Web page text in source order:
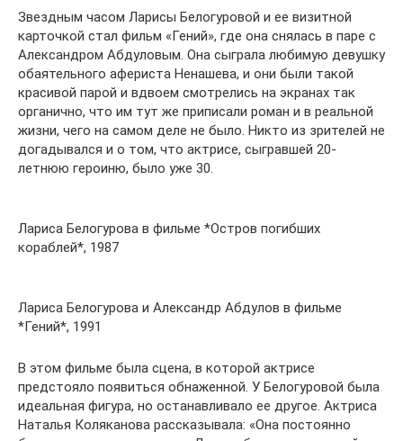
Звездным часом Ларисы Белогуровой и ее визитной
карточкой стал фильм «Гений», где она снялась в паре с
Александром Абдуловым. Она сыграла любимую девушку
обаятельного афериста Ненашева, и они были такой
красивой парой и вдвоем смотрелись на экранах так
органично, что им тут же приписали роман и в реальной
жизни, чего на самом деле не было. Никто из зрителей не
догадывался и о том, что актрисе, сыгравшей 20-
летнюю героиню, было уже 30.
Лариса Белогурова в фильме *Остров погибших
кораблей*, 1987
Лариса Белогурова и Александр Абдулов в фильме
*Гений*, 1991
В этом фильме была сцена, в которой актрисе
предстояло появиться обнаженной. У Белогуровой была
идеальная фигура, но останавливало ее другое. Актриса
Наталья Коляканова рассказывала: «Она постоянно